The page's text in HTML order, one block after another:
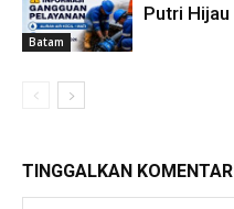
Batam
Putri Hijau
TINGGALKAN KOMENTAR